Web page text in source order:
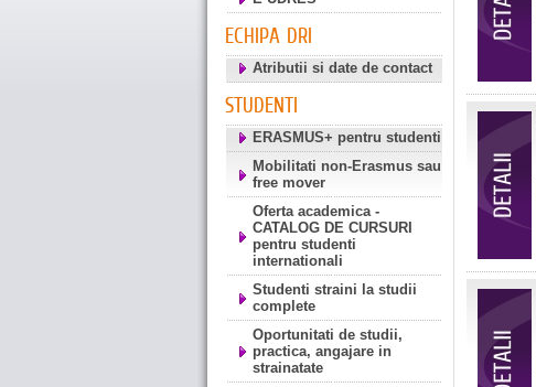
ECHIPA DRI
Atributii si date de contact
STUDENTI
ERASMUS+ pentru studenti
Mobilitati non-Erasmus sau
free mover
Oferta academica -
CATALOG DE CURSURI
pentru studenti
internationali
Studenti straini la studii
complete
Oportunitati de studii,
practica, angajare in
strainatate